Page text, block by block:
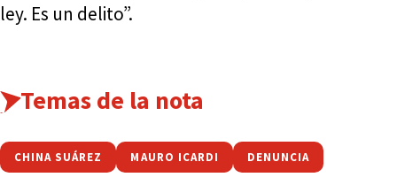
ley. Es un delito”.
Temas de la nota
CHINA SUÁREZ MAURO ICARDI DENUNCIA